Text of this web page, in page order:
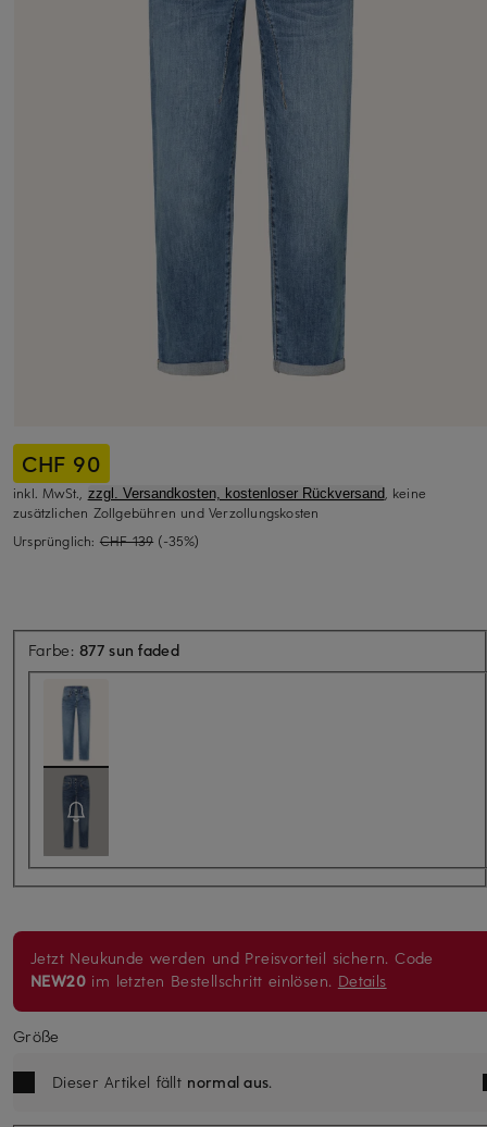
CHF 90
inkl. MwSt., zzgl. Versandkosten, kostenloser Rückversand, keine
zusätzlichen Zollgebühren und Verzollungskosten
Ursprünglich: CHF 139 (-35%)
Farbe:877 sun faded
Jetzt Neukunde werden und Preisvorteil sichern. Code
NEW20 im letzten Bestellschritt einlösen. Details
Größe
Dieser Artikel fällt normal aus.